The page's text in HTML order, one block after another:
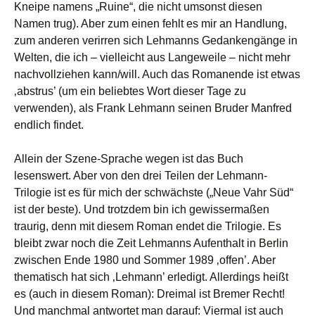
Kneipe namens „Ruine“, die nicht umsonst diesen
Namen trug). Aber zum einen fehlt es mir an Handlung,
zum anderen verirren sich Lehmanns Gedankengänge in
Welten, die ich – vielleicht aus Langeweile – nicht mehr
nachvollziehen kann/will. Auch das Romanende ist etwas
‚abstrus’ (um ein beliebtes Wort dieser Tage zu
verwenden), als Frank Lehmann seinen Bruder Manfred
endlich findet.
Allein der Szene-Sprache wegen ist das Buch
lesenswert. Aber von den drei Teilen der Lehmann-
Trilogie ist es für mich der schwächste („Neue Vahr Süd“
ist der beste). Und trotzdem bin ich gewissermaßen
traurig, denn mit diesem Roman endet die Trilogie. Es
bleibt zwar noch die Zeit Lehmanns Aufenthalt in Berlin
zwischen Ende 1980 und Sommer 1989 ‚offen’. Aber
thematisch hat sich ‚Lehmann’ erledigt. Allerdings heißt
es (auch in diesem Roman): Dreimal ist Bremer Recht!
Und manchmal antwortet man darauf: Viermal ist auch